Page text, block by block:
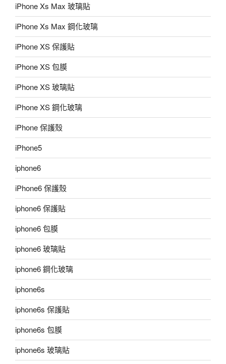
iPhone Xs Max 玻璃貼
iPhone Xs Max 鋼化玻璃
iPhone XS 保護貼
iPhone XS 包膜
iPhone XS 玻璃貼
iPhone XS 鋼化玻璃
iPhone 保護殼
iPhone5
iphone6
iPhone6 保護殼
iphone6 保護貼
iphone6 包膜
iphone6 玻璃貼
iphone6 鋼化玻璃
iphone6s
iphone6s 保護貼
iphone6s 包膜
iphone6s 玻璃貼